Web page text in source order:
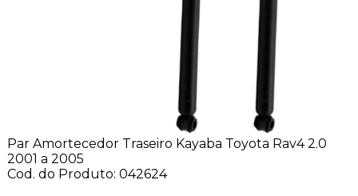
Par Amortecedor Traseiro Kayaba Toyota Rav4 2.0
2001 a 2005
Cod. do Produto: 042624